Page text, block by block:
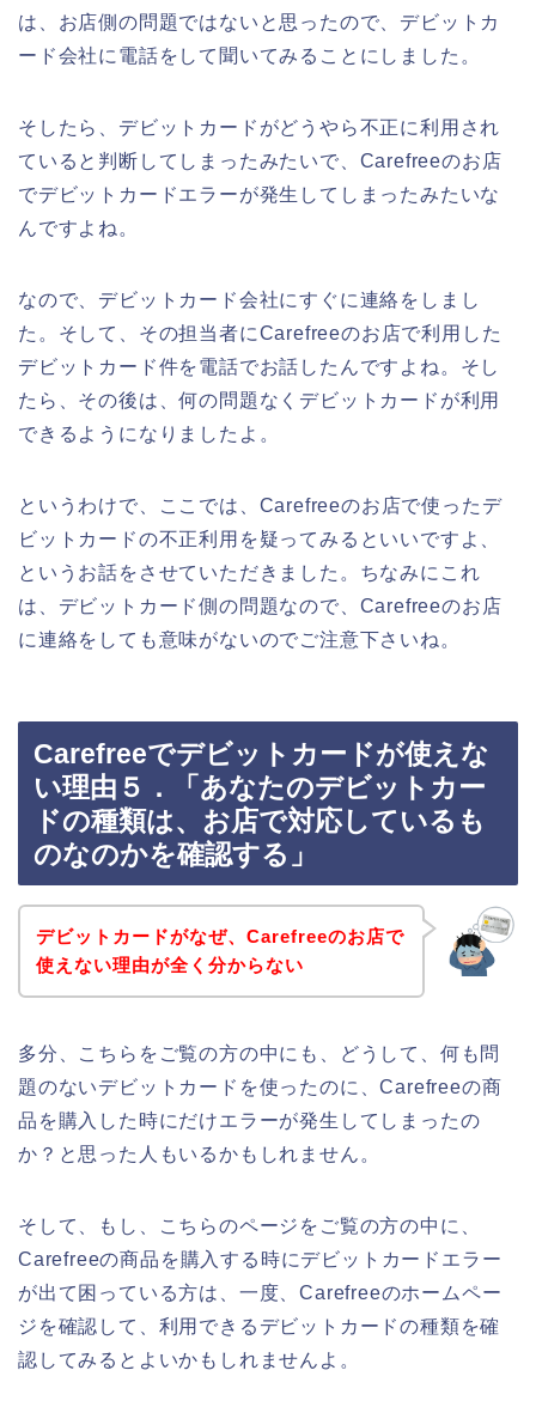
は、お店側の問題ではないと思ったので、デビットカ
ード会社に電話をして聞いてみることにしました。
そしたら、デビットカードがどうやら不正に利用され
ていると判断してしまったみたいで、Carefreeのお店
でデビットカードエラーが発生してしまったみたいな
んですよね。
なので、デビットカード会社にすぐに連絡をしまし
た。そして、その担当者にCarefreeのお店で利用した
デビットカード件を電話でお話したんですよね。そし
たら、その後は、何の問題なくデビットカードが利用
できるようになりましたよ。
というわけで、ここでは、Carefreeのお店で使ったデ
ビットカードの不正利用を疑ってみるといいですよ、
というお話をさせていただきました。ちなみにこれ
は、デビットカード側の問題なので、Carefreeのお店
に連絡をしても意味がないのでご注意下さいね。
Carefreeでデビットカードが使えな
い理由５．「あなたのデビットカー
ドの種類は、お店で対応しているも
のなのかを確認する」
デビットカードがなぜ、Carefreeのお店で
使えない理由が全く分からない
多分、こちらをご覧の方の中にも、どうして、何も問
題のないデビットカードを使ったのに、Carefreeの商
品を購入した時にだけエラーが発生してしまったの
か？と思った人もいるかもしれません。
そして、もし、こちらのページをご覧の方の中に、
Carefreeの商品を購入する時にデビットカードエラー
が出て困っている方は、一度、Carefreeのホームペー
ジを確認して、利用できるデビットカードの種類を確
認してみるとよいかもしれませんよ。